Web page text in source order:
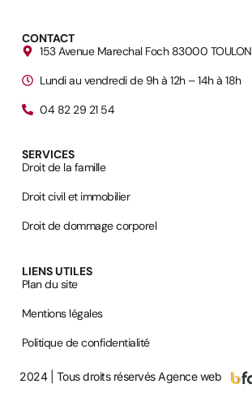
CONTACT
153 Avenue Marechal Foch 83000 TOULON
Lundi au vendredi de 9h à 12h – 14h à 18h
04 82 29 21 54
SERVICES
Droit de la famille
Droit civil et immobilier
Droit de dommage corporel
LIENS UTILES
Plan du site
Mentions légales
Politique de confidentialité
2024 | Tous droits réservésAgence web